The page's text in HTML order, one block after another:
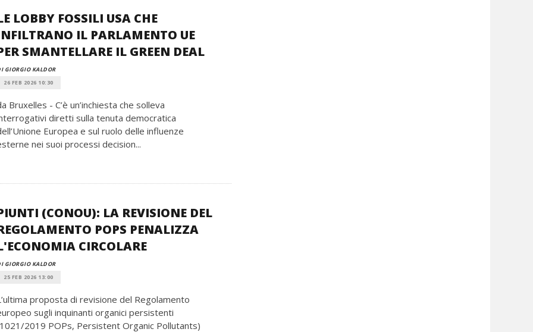
LOBBY FOSSILI USA CHE
IL PARLAMENTO UE
SMANTELLARE IL GREEN DEAL
GIORGIO KALDOR
26 FEB 2026 10:30
Bruxelles - C’è un’inchiesta che solleva
diretti sulla tenuta democratica
Europea e sul ruolo delle influenze
nei suoi processi decision...
(CONOU): LA REVISIONE DEL
POPS PENALIZZA
CIRCOLARE
GIORGIO KALDOR
25 FEB 2026 13:00
proposta di revisione del Regolamento
sugli inquinanti organici persistenti
2019 POPs, Persistent Organic Pollutants)